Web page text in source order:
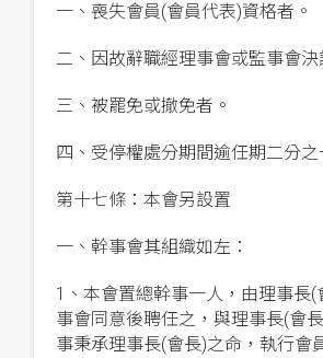
一、喪失會員(會員代表)資格者。
二、因故辭職經理事會或監事會決
三、被罷免或撤免者。
四、受停權處分期間逾任期二分之
第十七條：本會另設置
一、幹事會其組織如左：
1、本會置總幹事一人，由理事長(
事會同意後聘任之，與理事長(會
事秉承理事長(會長)之命，執行會